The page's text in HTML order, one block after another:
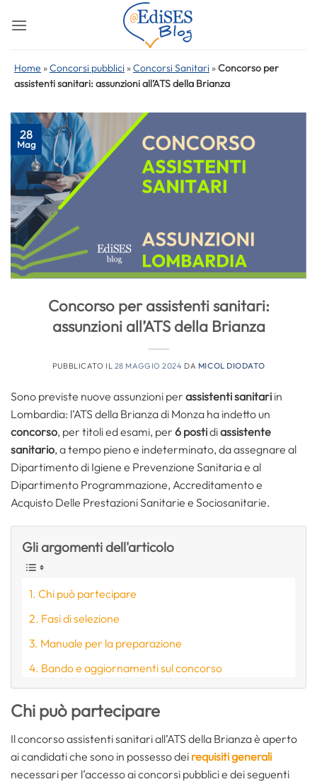
Home »Concorsi pubblici »Concorsi Sanitari »Concorso per
assistenti sanitari: assunzioni all’ATS della Brianza
28
Mag
Concorso per assistenti sanitari:
assunzioni all’ATS della Brianza
PUBBLICATO IL 28 MAGGIO 2024 DA MICOL DIODATO
Sono previste nuove assunzioni per assistenti sanitari in
Lombardia: l’ATS della Brianza di Monza ha indetto un
concorso, per titoli ed esami, per 6 postidiassistente
sanitario, a tempo pieno e indeterminato, da assegnare al
Dipartimento di Igiene e Prevenzione Sanitaria e al
Dipartimento Programmazione, Accreditamento e
Acquisto Delle Prestazioni Sanitarie e Sociosanitarie.
Gli argomenti dell'articolo
Chi può partecipare
Fasi di selezione
Manuale per la preparazione
Bando e aggiornamenti sul concorso
Chi può partecipare
Il concorso assistenti sanitari all’ATS della Brianza è aperto
ai candidati che sono in possesso dei requisiti generali
necessari per l’accesso ai concorsi pubblici e dei seguenti